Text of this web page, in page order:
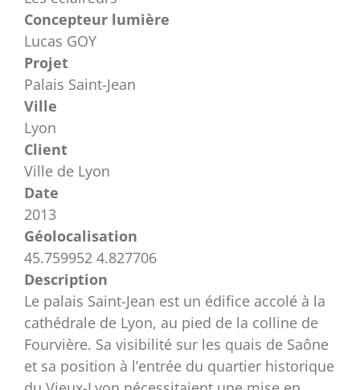
Concepteur lumière
Lucas GOY
Projet
Palais Saint-Jean
Ville
Lyon
Client
Ville de Lyon
Date
2013
Géolocalisation
45.759952 4.827706
Description
Le palais Saint-Jean est un édifice accolé à la
cathédrale de Lyon, au pied de la colline de
Fourvière. Sa visibilité sur les quais de Saône
et sa position à l’entrée du quartier historique